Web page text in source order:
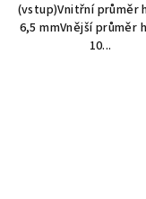
(vstup)Vnitřní průměr
6,5 mmVnější průměr
10...